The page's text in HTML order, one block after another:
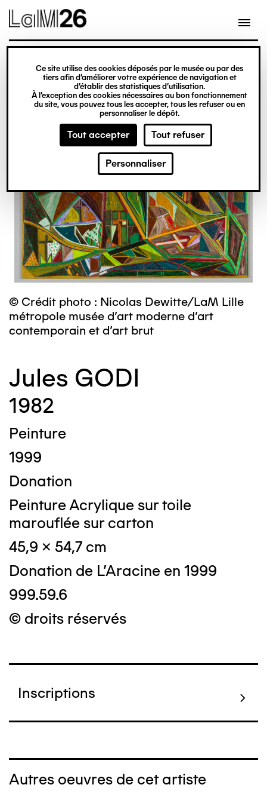
Gestion des cookies
Ce site utilise des cookies déposés par le musée ou par des
tiers afin d’améliorer votre expérience de navigation et
d’établir des statistiques d’utilisation.
À l’exception des cookies nécessaires au bon fonctionnement
du site, vous pouvez tous les accepter, tous les refuser ou en
personnaliser le dépôt.
Tout accepter Tout refuser
Personnaliser
contenu
© Crédit photo : Nicolas Dewitte/LaM Lille
métropole musée d’art moderne d’art
contemporain et d’art brut
Jules GODI
1982
Peinture
1999
Donation
Peinture Acrylique sur toile
marouflée sur carton
45,9 x 54,7 cm
Donation de L'Aracine en 1999
999.59.6
© droits réservés
Inscriptions
Autres oeuvres de cet artiste